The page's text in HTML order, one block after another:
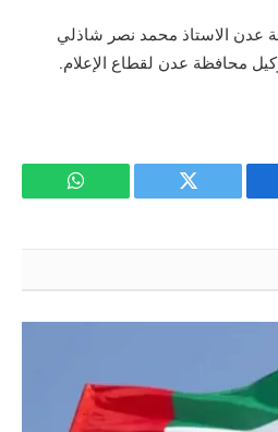
عدن الاستاذ محمد نصر شاذلي
محافظة عدن لقطاع الإعلام.
تويتر واتساب